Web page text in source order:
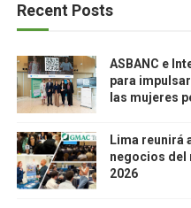
Recent Posts
ASBANC e
para
las mujeres
Lima reunirá
negocios del
2026